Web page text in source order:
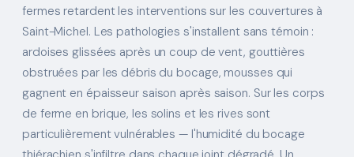
fermes retardent les interventions sur les couvertures à
Saint-Michel. Les pathologies s'installent sans témoin :
ardoises glissées après un coup de vent, gouttières
obstruées par les débris du bocage, mousses qui
gagnent en épaisseur saison après saison. Sur les corps
de ferme en brique, les solins et les rives sont
particulièrement vulnérables — l'humidité du bocage